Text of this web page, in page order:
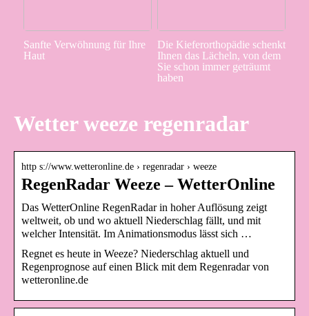
Sanfte Verwöhnung für Ihre
Haut
Die Kieferorthopädie schenkt
Ihnen das Lächeln, von dem
Sie schon immer geträumt
haben
Wetter weeze regenradar
http s://www.wetteronline.de › regenradar › weeze
RegenRadar Weeze – WetterOnline
Das WetterOnline RegenRadar in hoher Auflösung zeigt
weltweit, ob und wo aktuell Niederschlag fällt, und mit
welcher Intensität. Im Animationsmodus lässt sich …
Regnet es heute in Weeze? Niederschlag aktuell und
Regenprognose auf einen Blick mit dem Regenradar von
wetteronline.de